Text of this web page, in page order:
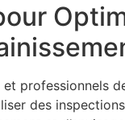
professionnels
des